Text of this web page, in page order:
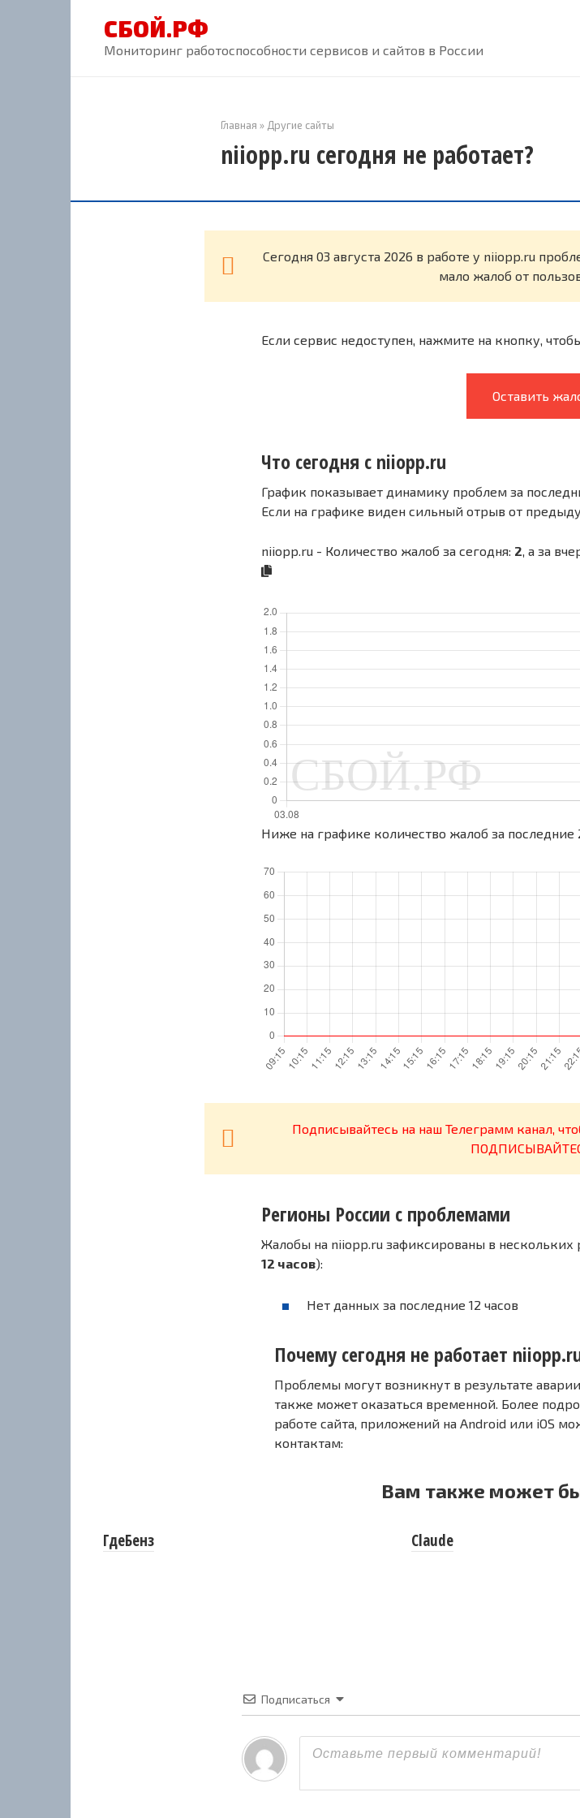
СБОЙ.РФ
Мониторинг работоспособности сервисов и сайтов в России
Главная » Другие сайты
niiopp.ru сегодня не работает?
Cегодня 03 августа 2026 в работе у niiopp.ru
мало жалоб от
Если сервис недоступен, нажмите на кнопку,
Оставить
Что сегодня с niiopp.ru
График показывает динамику проблем за
Если на графике виден сильный отрыв от
niiopp.ru - Количество жалоб за сегодня: 2, а за
Ниже на графике количество жалоб за последние
Подписывайтесь на наш Телеграмм канал,
Регионы России с проблемами
Жалобы на niiopp.ru зафиксированы в нескольких
12 часов):
Нет данных за последние 12 часов
Почему сегодня не работает
Проблемы могут возникнут в результате
также может оказаться временной. Более
работе сайта, приложений на Android или iOS
контактам:
Вам также может
ГдеБенз Claude
Подписаться